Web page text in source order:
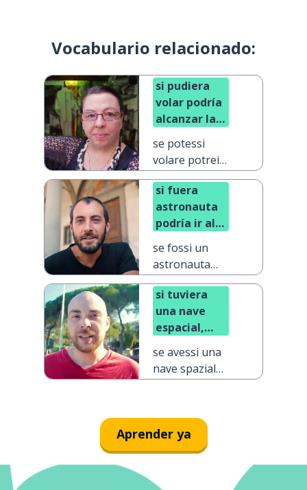
Vocabulario relacionado:
si pudiera
volar podría
alcanzar las
se potessi
volare potrei
raggiungere
le stelle
si fuera
astronauta
podría ir al
se fossi un
astronauta
potrei andare
nello spazio
si tuviera
una nave
espacial,
hasta los
confines del
se avessi una
nave spaziale
dell'universo
Aprender ya